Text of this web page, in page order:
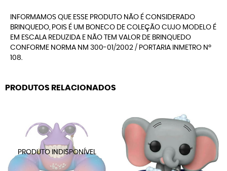
INFORMAMOS QUE ESSE PRODUTO NÃO É CONSIDERADO
BRINQUEDO, POIS É UM BONECO DE COLEÇÃO CUJO MODELO É
EM ESCALA REDUZIDA E NÃO TEM VALOR DE BRINQUEDO
CONFORME NORMA NM 300-01/2002 / PORTARIA INMETRO Nº
108.
PRODUTOS RELACIONADOS